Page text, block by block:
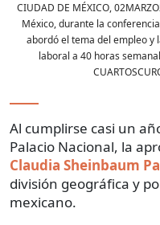
CIUDAD DE MÉXICO,
México, durante la
abordó el tema del empleo y
laboral a 40 horas
Al cumplirse casi un
Palacio Nacional, la
Claudia Sheinbaum
división geográfica y
mexicano.